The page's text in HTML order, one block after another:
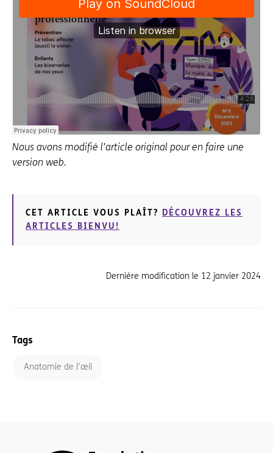
Nous avons modifié l’article original pour en faire une
version web.
CET ARTICLE VOUS PLAÎT?
DÉCOUVREZ LES
ARTICLES BIENVU!
Dernière modification le 12 janvier 2024
Tags
Anatomie de l'œil